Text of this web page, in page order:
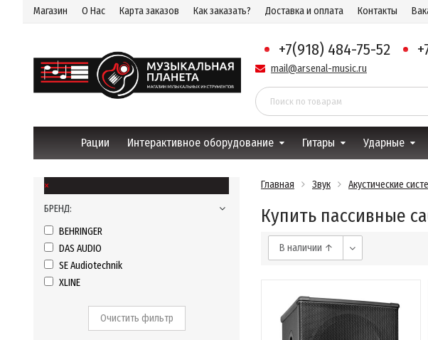
Магазин О Нас Карта заказов Как заказать? Доставка и оплата Контакты
+7(918) 484-75-52
mail@arsenal-music.ru
Рации Интерактивное оборудование Гитары Ударные
×
БРЕНД:
BEHRINGER
DAS AUDIO
SE Audiotechnik
XLINE
Очистить фильтр
Главная Звук Акустические
Купить пассивные
В наличии ↑